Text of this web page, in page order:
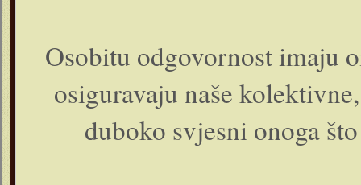
Osobitu odgovornost imaju
osiguravaju naše
duboko svjesni onoga